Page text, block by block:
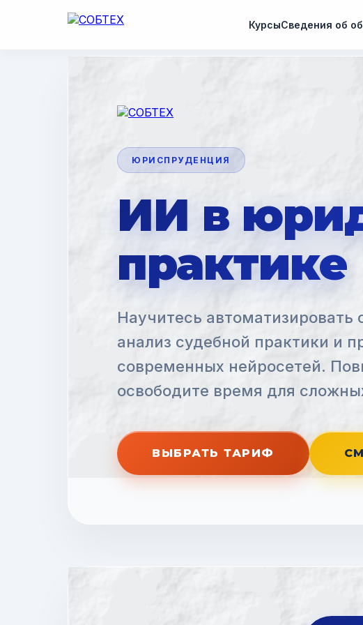
КурсыСведения об
ЮРИСПРУДЕНЦИЯ
ИИ в
практике
Научитесь автоматизировать
анализ судебной практики и
современных нейросетей.
освободите время для
ВЫБРАТЬ ТАРИФ